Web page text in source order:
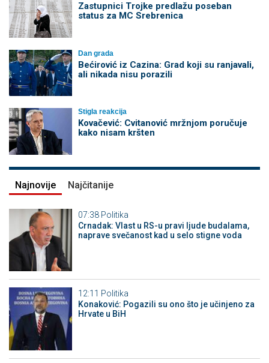
Zastupnici Trojke predlažu poseban
status za MC Srebrenica
Dan grada
Bećirović iz Cazina: Grad koji su ranjavali,
ali nikada nisu porazili
Stigla reakcija
Kovačević: Cvitanović mržnjom poručuje
kako nisam kršten
Najnovije Najčitanije
07:38 Politika
Crnadak: Vlast u RS-u pravi ljude budalama,
naprave svečanost kad u selo stigne voda
12:11 Politika
Konaković: Pogazili su ono što je učinjeno za
Hrvate u BiH